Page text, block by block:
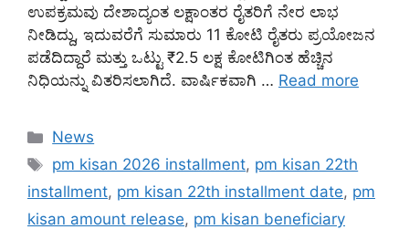
ಉಪಕ್ರಮವು ದೇಶಾದ್ಯಂತ ಲಕ್ಷಾಂತರ ರೈತರಿಗೆ ನೇರ ಲಾಭ
ನೀಡಿದ್ದು, ಇದುವರೆಗೆ ಸುಮಾರು 11 ಕೋಟಿ ರೈತರು ಪ್ರಯೋಜನ
ಪಡೆದಿದ್ದಾರೆ ಮತ್ತು ಒಟ್ಟು ₹2.5 ಲಕ್ಷ ಕೋಟಿಗಿಂತ ಹೆಚ್ಚಿನ
ನಿಧಿಯನ್ನು ವಿತರಿಸಲಾಗಿದೆ. ವಾರ್ಷಿಕವಾಗಿ … Read more
Categories
News
Tags
pm kisan 2026 installment, pm kisan 22th
installment, pm kisan 22th installment date, pm
kisan amount release, pm kisan beneficiary